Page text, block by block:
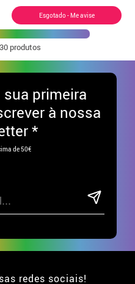
Esgotado - Me avise
produtos
sua primeira
à nossa
*
de 50€
redes sociais!